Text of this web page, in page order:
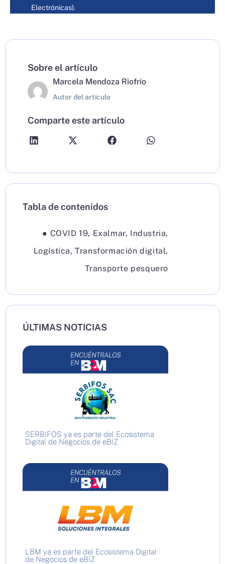
Electrónicas).
Sobre el artículo
Marcela Mendoza Riofrío
Autor del artículo
Comparte este artículo
Tabla de contenidos
● COVID 19, Exalmar, Industria,
Logística,Transformación digital,
Transporte pesquero
ÚLTIMAS NOTICIAS
SERBIFOS ya es parte del Ecosistema
Digital de Negocios de eBIZ
LBM ya es parte del Ecosistema Digital
de Negocios de eBIZ